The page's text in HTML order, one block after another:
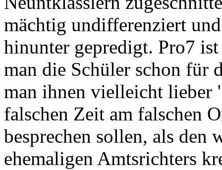
mächtig undifferenziert
hinunter gepredigt. Pro7
man die Schüler schon für
man ihnen vielleicht lieber
falschen Zeit am falschen
besprechen sollen, als den
ehemaligen Amtsrichters